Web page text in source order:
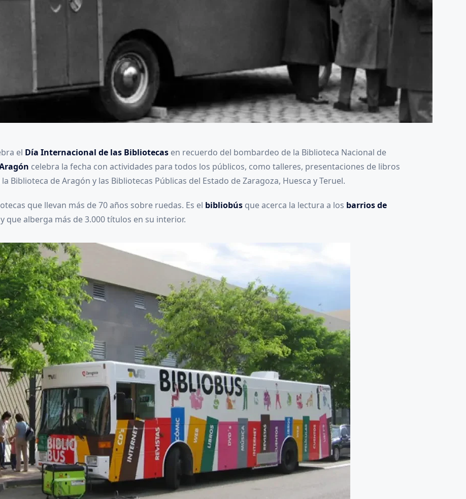
el Día Internacional de las Bibliotecas en recuerdo del bombardeo de la Biblioteca Nacional de
celebra la fecha con actividades para todos los públicos, como talleres, presentaciones de libros
Biblioteca de Aragón y las Bibliotecas Públicas del Estado de Zaragoza, Huesca y Teruel.
que llevan más de 70 años sobre ruedas. Es el bibliobús que acerca la lectura a los barrios de
que alberga más de 3.000 títulos en su interior.